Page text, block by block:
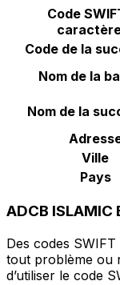
Code
Code de la
Nom de la
Nom de la
Ville
Pays
ADCB
Des codes
tout problème ou
d’utiliser le code